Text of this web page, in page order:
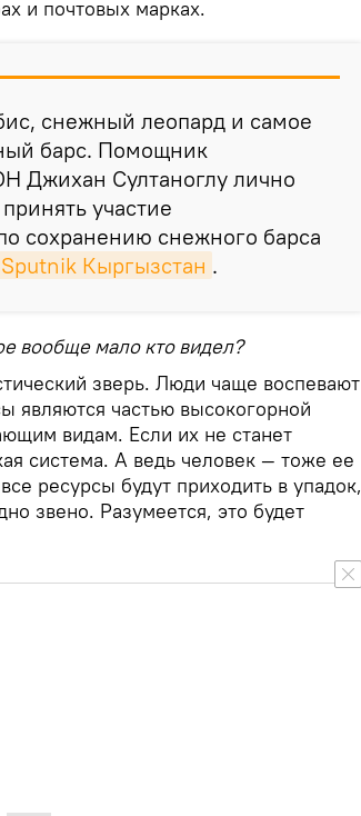
и почтовых марках.
снежный леопард и самое
барс. Помощник
Джихан Султаноглу лично
участие
сохранению снежного барса
Sputnik Кыргызстан .
вообще мало кто видел?
зверь. Люди чаще воспевают
являются частью высокогорной
видам. Если их не станет
система. А ведь человек — тоже ее
ресурсы будут приходить в упадок,
звено. Разумеется, это будет